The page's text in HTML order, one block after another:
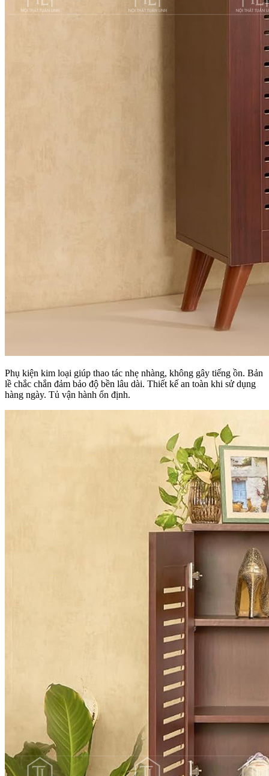
Phụ kiện kim loại giúp thao tác nhẹ nhàng, không gây tiếng ồn. Bản
lề chắc chắn đảm bảo độ bền lâu dài. Thiết kế an toàn khi sử dụng
hàng ngày. Tủ vận hành ổn định.